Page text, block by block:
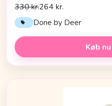
330 kr.264 kr.
Done by Deer
Køb nu